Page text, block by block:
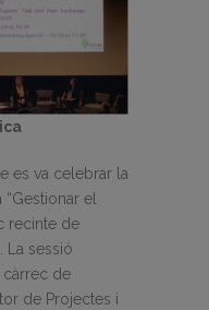
es va celebrar la
“Gestionar el
recinte de
La sessió
càrrec de
de Projectes i